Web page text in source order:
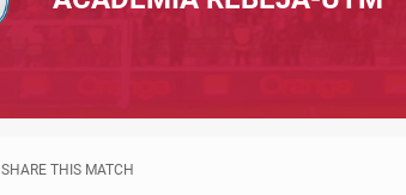
SHARE THIS MATCH